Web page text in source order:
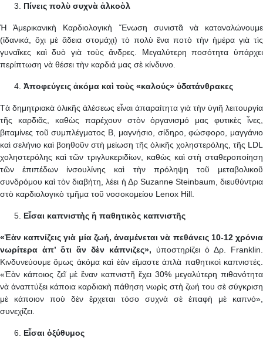
Πίνεις πολὺ συχνὰ ἀλκοὸλ
Ἡ Ἀμερικανικὴ Καρδιολογικὴ Ἕνωση συνιστᾶ νὰ καταναλώνουμε
(ἰδανικά, ὄχι μὲ ἄδεια στομάχι) τὸ πολὺ ἕνα ποτὸ τὴν ἡμέρα γιὰ τὶς
γυναῖκες καὶ δυὸ γιὰ τοὺς ἄνδρες. Μεγαλύτερη ποσότητα ὑπάρχει
περίπτωση νὰ θέσει τὴν καρδιά μας σὲ κίνδυνο.
Ἀποφεύγεις ἀκόμα καὶ τοὺς «καλούς» ὑδατάνθρακες
Τὰ δημητριακὰ ὁλικῆς ἀλέσεως εἶναι ἀπαραίτητα γιὰ τὴν ὑγιῆ λειτουργία
τῆς καρδιᾶς, καθὼς παρέχουν στὸν ὀργανισμό μας φυτικὲς ἶνες,
βιταμίνες τοῦ συμπλέγματος Β, μαγνήσιο, σίδηρο, φώσφορο, μαγγάνιο
καὶ σελήνιο καὶ βοηθοῦν στὴ μείωση τῆς ὁλικῆς χοληστερόλης, τῆς LDL
χοληστερόλης καὶ τῶν τριγλυκεριδίων, καθὼς καὶ στὴ σταθεροποίηση
τῶν ἐπιπέδων ἰνσουλίνης καὶ τὴν πρόληψη τοῦ μεταβολικοῦ
συνδρόμου καὶ τὸν διαβήτη, λέει ἡ Δρ Suzanne Steinbaum, διευθύντρια
στὸ καρδιολογικὸ τμῆμα τοῦ νοσοκομείου Lenox Hill.
Εἶσαι καπνιστὴς ἢ παθητικὸς καπνιστῆς
«Ἐὰν καπνίζεις γιὰ μία ζωή, ἀναμένεται νὰ πεθάνεις 10-12 χρόνια
νωρίτερα ἀπ’ ὅτι ἂν δὲν κάπνιζες», ὑποστηρίζει ὁ Δρ. Franklin.
Κινδυνεύουμε ὅμως ἀκόμα καὶ ἐὰν εἴμαστε ἁπλὰ παθητικοὶ καπνιστές.
«Ἐὰν κάποιος ζεῖ μὲ ἕναν καπνιστῆ ἔχει 30% μεγαλύτερη πιθανότητα
νὰ ἀναπτύξει κάποια καρδιακὴ πάθηση νωρὶς στὴ ζωή του σὲ σύγκριση
μὲ κάποιον ποὺ δὲν ἔρχεται τόσο συχνὰ σὲ ἐπαφὴ μὲ καπνό»,
συνεχίζει.
Εἶσαι ὀξύθυμος